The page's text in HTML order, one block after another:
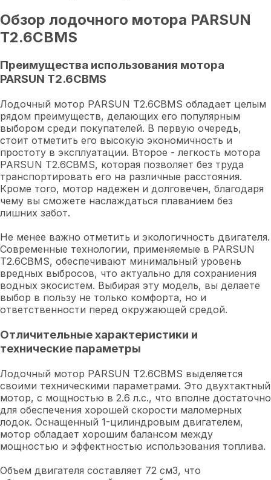
Обзор лодочного мотора PARSUN
T2.6CBMS
Преимущества использования мотора
PARSUN T2.6CBMS
Лодочный мотор PARSUN T2.6CBMS обладает целым
рядом преимуществ, делающих его популярным
выбором среди покупателей. В первую очередь,
стоит отметить его высокую экономичность и
простоту в эксплуатации. Второе - легкость мотора
PARSUN T2.6CBMS, которая позволяет без труда
транспортировать его на различные расстояния.
Кроме того, мотор надежен и долговечен, благодаря
чему вы сможете наслаждаться плаванием без
лишних забот.
Не менее важно отметить и экологичность двигателя.
Современные технологии, применяемые в PARSUN
T2.6CBMS, обеспечивают минимальный уровень
вредных выбросов, что актуально для сохраниения
водных экосистем. Выбирая эту модель, вы делаете
выбор в пользу не только комфорта, но и
ответственности перед окружающей средой.
Отличительные характеристики и
технические параметры
Лодочный мотор PARSUN T2.6CBMS выделяется
своими техническими параметрами. Это двухтактный
мотор, с мощностью в 2.6 л.с., что вполне достаточно
для обеспечения хорошей скорости маломерных
лодок. Оснащенный 1-цилиндровым двигателем,
мотор обладает хорошим балансом между
мощностью и эффектностью использования топлива.
Объем двигателя составляет 72 см3, что